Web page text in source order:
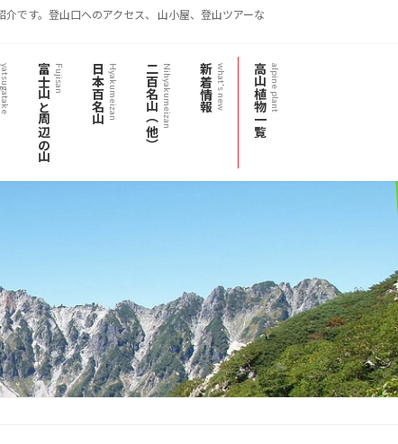
です。登山口へのアクセス、 山小屋、登山ツアーな
yatsugatake 富士山と周辺の山Fujisan 日本百名山Hyakumeizan 二百名山（他）Nihyakumeizan 新着情報what's new 高山植物一覧alpine plant